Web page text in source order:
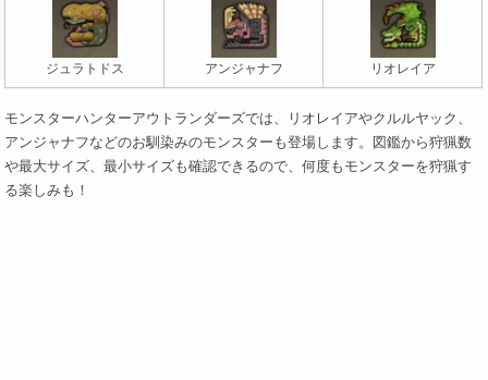
ジュラトドス アンジャナフ リオレイア
モンスターハンターアウトランダーズでは、リオレイアやクルルヤック、
アンジャナフなどのお馴染みのモンスターも登場します。図鑑から狩猟数
や最大サイズ、最小サイズも確認できるので、何度もモンスターを狩猟す
る楽しみも！